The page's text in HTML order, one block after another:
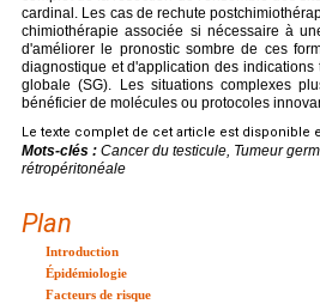
cardinal. Les cas de rechute
chimiothérapie associée si nécessaire à
d'améliorer le pronostic sombre de ces
diagnostique et d'application des
globale (SG). Les situations complexes
bénéficier de molécules ou protocoles
Le texte complet de cet article est disponible
Mots-clés : Cancer du testicule, Tumeur
rétropéritonéale
Plan
Introduction
Épidémiologie
Facteurs de risque